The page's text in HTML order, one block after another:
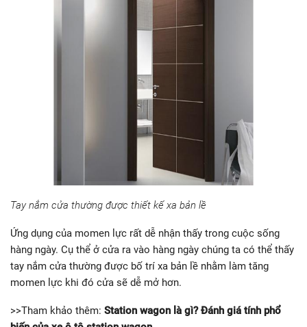
Tay nắm cửa thường được thiết kế xa bản lề
Ứng dụng của momen lực rất dễ nhận thấy trong cuộc sống
hàng ngày. Cụ thể ở cửa ra vào hàng ngày chúng ta có thể thấy
tay nắm cửa thường được bố trí xa bản lề nhằm làm tăng
momen lực khi đó cửa sẽ dễ mở hơn.
>>Tham khảo thêm: Station wagon là gì? Đánh giá tính phổ